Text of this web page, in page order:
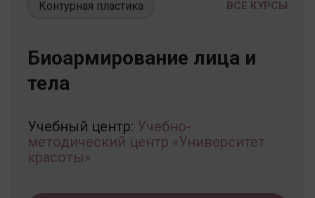
ВСЕ КУРСЫ
Контурная пластика
Биоармирование лица и
тела
Учебный центр: Учебно-
методический центр «Университет
красоты»